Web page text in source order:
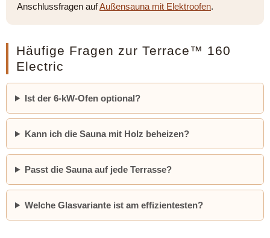
Anschlussfragen aufAußensauna mit Elektroofen.
Häufige Fragen zur Terrace™ 160
Electric
Ist der 6-kW-Ofen optional?
Kann ich die Sauna mit Holz beheizen?
Passt die Sauna auf jede Terrasse?
Welche Glasvariante ist am effizientesten?